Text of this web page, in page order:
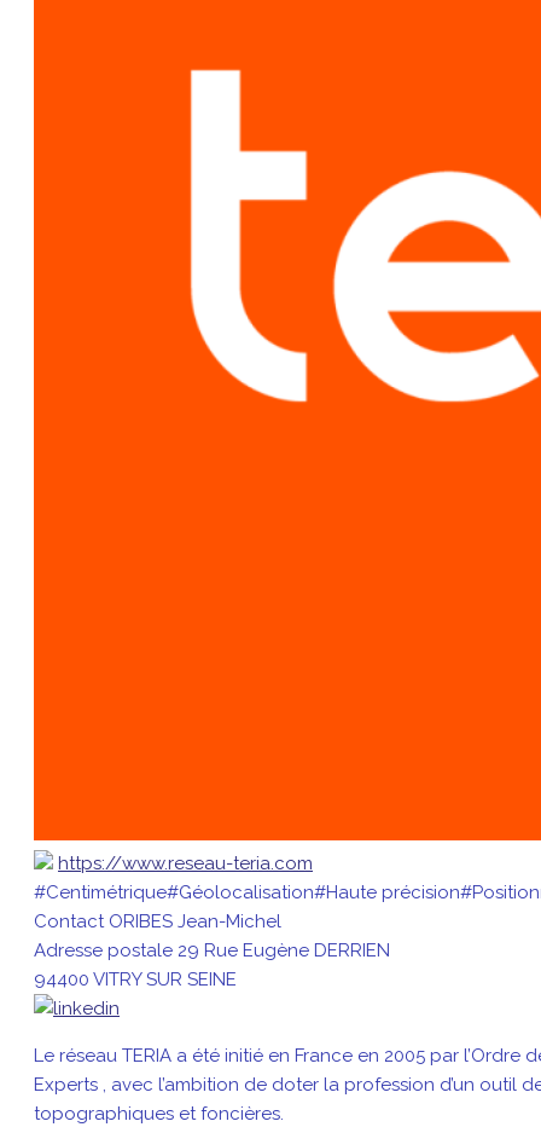
https://www.reseau-teria.com
#Centimétrique#Géolocalisation#Haute précision
ContactORIBES Jean-Michel
Adresse postale 29 Rue Eugène DERRIEN
94400 VITRY SUR SEINE
Le réseau TERIA a été initié en France en 2005 par l’Ordre
Experts , avec l’ambition de doter la profession d’un
topographiques et foncières.